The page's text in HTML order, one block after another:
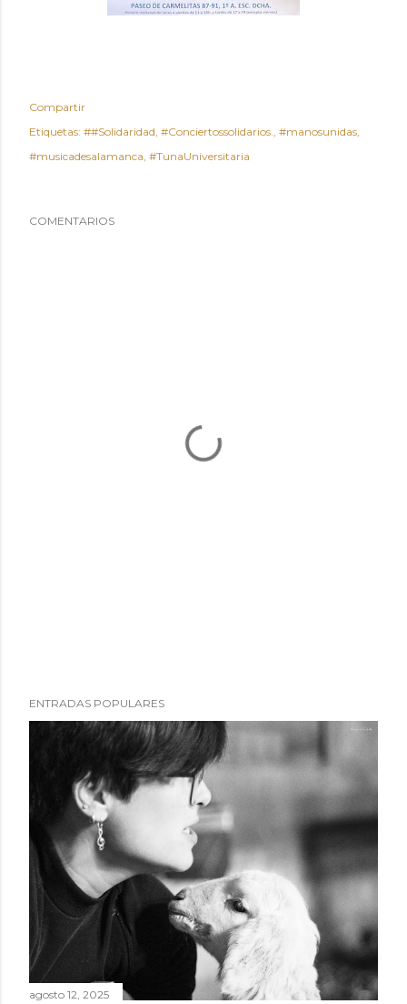
Compartir
Etiquetas: ##Solidaridad #Conciertossolidarios. #manosunidas
#musicadesalamanca #TunaUniversitaria
COMENTARIOS
ENTRADAS POPULARES
agosto 12, 2025